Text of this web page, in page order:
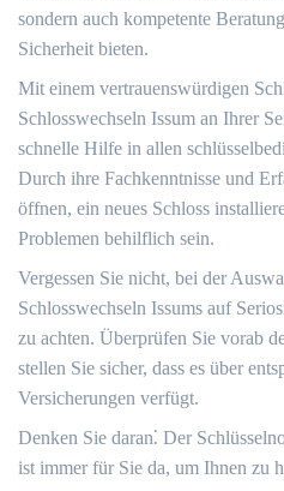
sondern auch kompetente
Sicherheit bieten.​
Mit einem vertrauenswürdigen
Schlosswechseln Issum an Ihrer
schnelle Hilfe in allen
Durch ihre Fachkenntnisse und
öffnen, ein neues Schloss
Problemen behilflich sein.​
Vergessen Sie nicht, bei der
Schlosswechseln Issums auf
zu achten.​ Überprüfen Sie vorab
stellen Sie sicher, dass es über
Versicherungen verfügt.​
Denken Sie daran⁚ Der
ist immer für Sie da, um Ihnen zu